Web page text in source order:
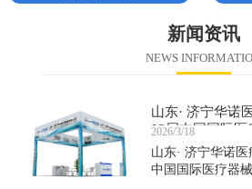
新闻资讯
NEWS
山东· 济宁华诺
93届中国国际医
季)
2026/3/18
山东· 济宁华诺
中国国际医疗器